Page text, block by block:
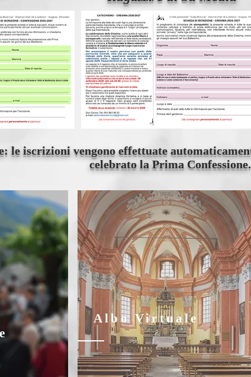
le iscrizioni vengono effettuate
celebrato la Prima Confessione.
Albo Virtuale